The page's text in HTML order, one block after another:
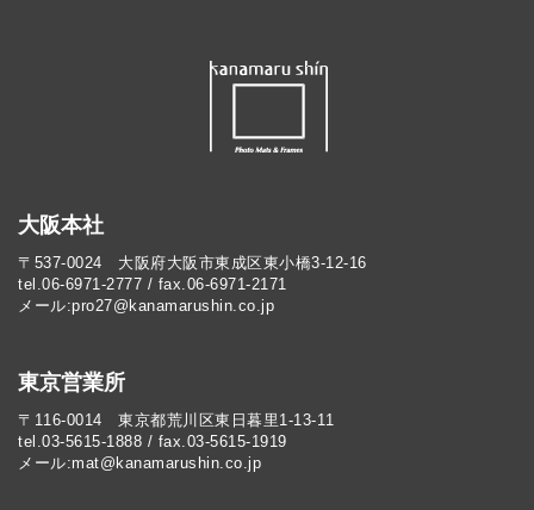
大阪本社
〒537-0024 大阪府大阪市東成区東小橋3-12-16
tel.06-6971-2777 / fax.06-6971-2171
メール:pro27@kanamarushin.co.jp​
東京営業所
〒116-0014 東京都荒川区東日暮里1-13-11
tel.03-5615-1888 / fax.03-5615-1919
メール:mat@kanamarushin.co.jp